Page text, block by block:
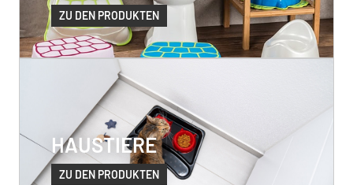
ZU DEN PRODUKTEN
HAUSTIERE
ZU DEN PRODUKTEN